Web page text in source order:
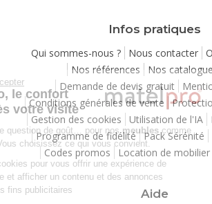
Infos pratiques
Qui sommes-nous ? Nous contacter
Nos références
Nos
Demande de devis gratuit
Conditions générales de vente
Gestion des cookies
Utilisation de l'IA
Programme de fidélité
Pack Sérénité
Codes promos
Location de
Aide
Continuer sans accepter
Chez Matelpro, le confort
commence dès votre visite
Leconfort , c'est une question de goût… pour
pour nos cookies ! Vous choisissez ce qui vous
Nous utilisons des cookies pour vous offrir une
navigation moelleuse et afficher un contenu et
personnalisées à des fins publicitaires